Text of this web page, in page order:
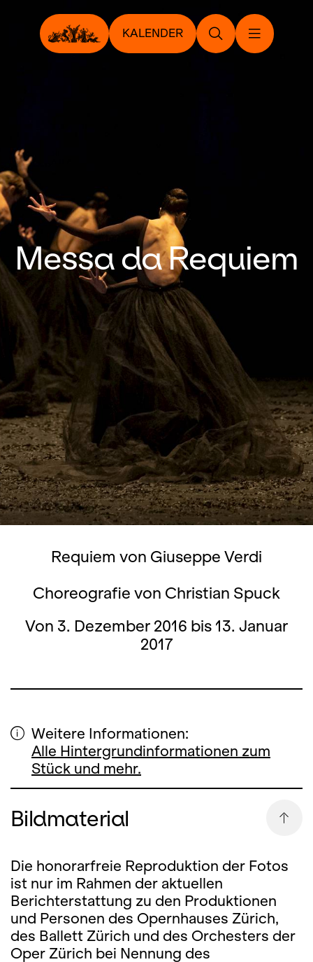
KALENDER
Messa da Requiem
Requiem von Giuseppe Verdi
Choreografie von Christian Spuck
Von 3. Dezember 2016 bis 13. Januar
2017
Weitere Informationen:
Alle Hintergrundinformationen zum
Stück und mehr.
Bildmaterial
Die honorarfreie Reproduktion der Fotos
ist nur im Rahmen der aktuellen
Berichterstattung zu den Produktionen
und Personen des Opernhauses Zürich,
des Ballett Zürich und des Orchesters der
Oper Zürich bei Nennung des